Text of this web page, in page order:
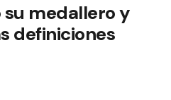
medallero y
definiciones